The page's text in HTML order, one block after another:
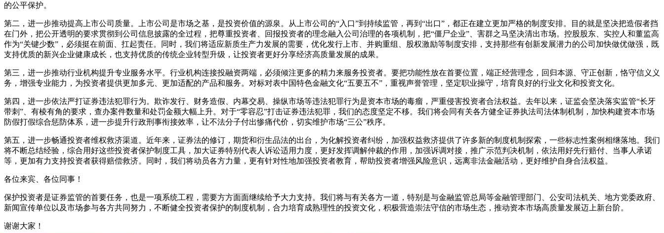
的公平保护。
第二，进一步推动提高上市公司质量。上市公司是市场之基，是投资价值的源泉。从上市公司的“入口”到持续监管，再到“出口”，都正在建立更加严格的制度安排。目的就是坚决把造假者挡
在门外，把公开透明的要求贯彻到公司信息披露的全过程，把尊重投资者、回报投资者的理念融入公司治理的各项机制，把“僵尸企业”、害群之马坚决清出市场。控股股东、实控人和董监高
作为“关键少数”，必须挺在前面、扛起责任。同时，我们将适应新质生产力发展的需要，优化发行上市、并购重组、股权激励等制度安排，支持那些有创新发展潜力的公司加快做优做强，既
支持优质的新兴企业健康成长，也支持优质的传统企业转型升级，让投资者更好分享经济高质量发展的成果。
第三，进一步推动行业机构提升专业服务水平。行业机构连接投融资两端，必须倾注更多的精力来服务投资者。要把功能性放在首要位置，端正经营理念，回归本源、守正创新，恪守信义义
务，增强专业能力，为投资者提供更加多元、更加适配的产品和服务。对标对表中国特色金融文化“五要五不”，重视声誉管理，坚定职业操守，培育良好的行业文化和投资文化。
第四，进一步依法严打证券违法犯罪行为。欺诈发行、财务造假、内幕交易、操纵市场等违法犯罪行为是资本市场的毒瘤，严重侵害投资者合法权益。去年以来，证监会坚决落实监管“长牙
带刺”、有棱有角的要求，查办案件数量和处罚金额大幅上升。对于“零容忍”打击证券违法犯罪，我们的态度坚定不移。我们将会同有关各方健全证券执法司法体制机制，加快构建资本市场
防假打假综合惩防体系，进一步提升行政刑事衔接效率，让不法分子付出惨痛代价，切实维护市场“三公”秩序。
第五，进一步畅通投资者维权救济渠道。近年来，证券法的修订，期货和衍生品法的出台，为化解投资者纠纷，加强权益救济提供了许多新的制度机制探索，一些标志性案例相继落地。我们
将不断总结经验，综合用好这些投资者保护制度工具，加大证券特别代表人诉讼适用力度，更好发挥调解仲裁的作用，加强诉调对接，推广示范判决机制，依法用好先行赔付、当事人承诺
等，更加有力支持投资者获得赔偿救济。同时，我们将动员各方力量，更有针对性地加强投资者教育，帮助投资者增强风险意识，远离非法金融活动，更好维护自身合法权益。
各位来宾、各位同事！
保护投资者是证券监管的首要任务，也是一项系统工程，需要方方面面继续给予大力支持。我们将与有关各方一道，特别是与金融监管总局等金融管理部门、公安司法机关、地方党委政府、
新闻宣传单位以及市场参与各方共同努力，不断健全投资者保护的制度机制，合力培育成熟理性的投资文化，积极营造崇法守信的市场生态，推动资本市场高质量发展迈上新台阶。
谢谢大家！